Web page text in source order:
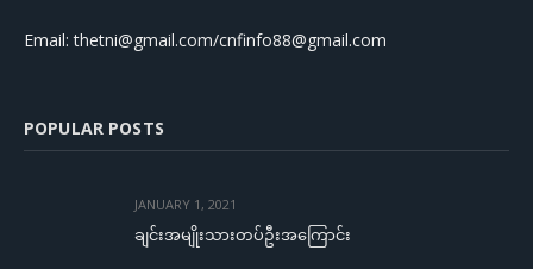
Email: thetni@gmail.com/cnfinfo88@gmail.com
POPULAR POSTS
JANUARY 1, 2021
ချင်းအမျိုးသားတပ်ဦးအကြောင်း